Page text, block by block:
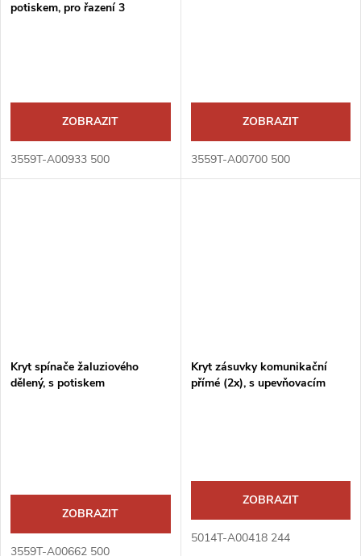
potiskem, pro řazení 3
ZOBRAZIT
3559T-A00933 500
ZOBRAZIT
3559T-A00700 500
Kryt spínače žaluziového
dělený, s potiskem
ZOBRAZIT
3559T-A00662 500
Kryt zásuvky komunikační
přímé (2x), s upevňovacím
ZOBRAZIT
5014T-A00418 244